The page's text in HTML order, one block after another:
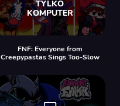
FNF: Everyone from
Creepypastas Sings Too-Slow